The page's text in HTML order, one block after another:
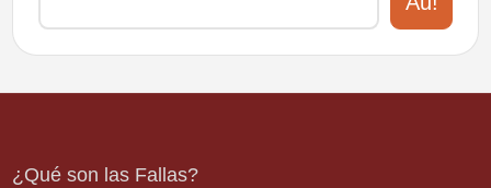
¿Qué son las Fallas?